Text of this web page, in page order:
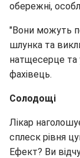
обережні,
"Вони можуть
шлунка та
натщесерце та
фахівець.
Солодощі
Лікар
сплеск рівня
Ефект? Ви